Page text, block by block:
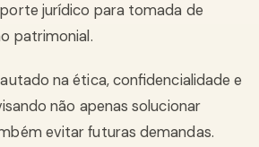
jurídico para tomada de
patrimonial.
na ética, confidencialidade e
não apenas solucionar
evitar futuras demandas.